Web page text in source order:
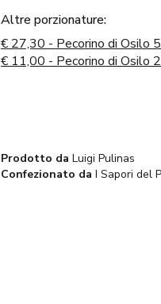
Altre porzionature:
€ 27,30 - Pecorino di Osilo
€ 11,00 - Pecorino di Osilo
Prodotto da Luigi Pulinas
Confezionato da I Sapori del